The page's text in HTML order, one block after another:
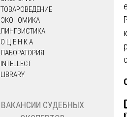
ТОВАРОВЕДЕНИЕ
ЭКОНОМИКА
ЛИНГВИСТИКА
О Ц Е Н К А
ЛАБОРАТОРИЯ
INTELLECT
LIBRARY
ВАКАНСИИ СУДЕБНЫХ